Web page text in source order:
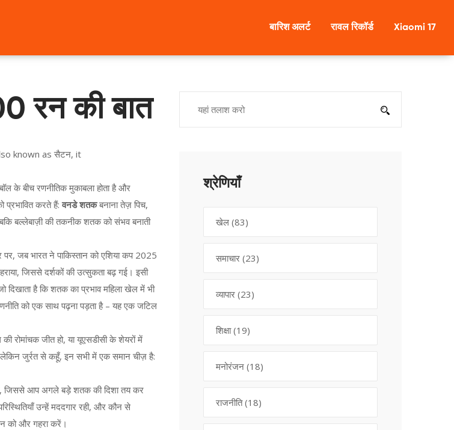
बारिश अलर्ट रावल रिकॉर्ड Xiaomi 17
रन की बात
known as सैटन, it
के बीच रणनीतिक मुकाबला होता हैऔर
प्रभावित करते हैं: वनडे शतकबनाना तेज़ पिच,
बल्लेबाज़ी की तकनीक शतक को संभव बनाती
पर, जब भारत ने पाकिस्तान को एशिया कप 2025
जिससे दर्शकों की उत्सुकता बढ़ गई। इसी
दिखाता है कि शतक का प्रभाव महिला खेल में भी
को एक साथ पढ़ना पड़ता है – यह एक जटिल
रोमांचक जीत हो, या यूएसडीसी के शेयरों में
जुर्रत से कहूँ, इन सभी में एक समान चीज़ है:
जिससे आप अगले बड़े शतक की दिशा तय कर
उन्हें मददगार रही, और कौन से
को और गहरा करें।
श्रेणियाँ
खेल (83)
समाचार (23)
व्यापार (23)
शिक्षा(19)
मनोरंजन (18)
राजनीति(18)